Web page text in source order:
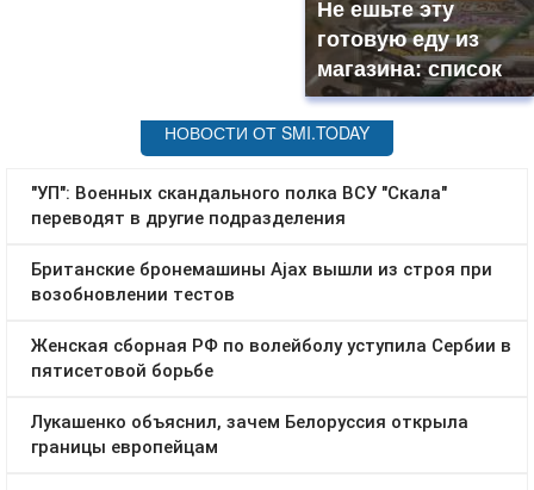
Не ешьте эту
готовую еду из
магазина: список